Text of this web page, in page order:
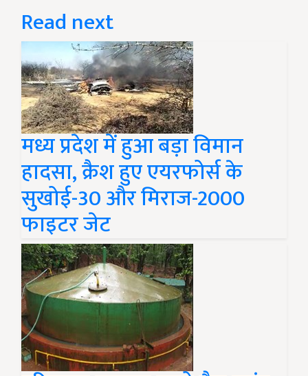
Read next
मध्य प्रदेश में हुआ बड़ा विमान
हादसा, क्रैश हुए एयरफोर्स के
सुखोई-30 और मिराज-2000
फाइटर जेट